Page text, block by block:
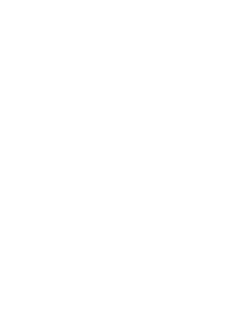
nuevo jugador del
Flores